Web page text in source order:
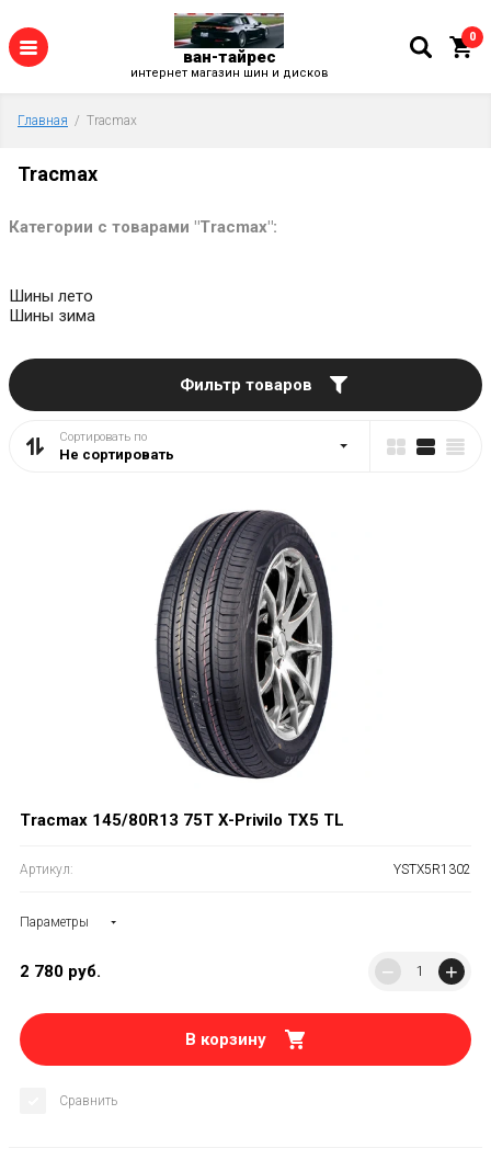
ван-тайрес
интернет магазин шин и дисков
0
Главная
  /  Tracmax
Tracmax
Категории с товарами "Tracmax":
Шины лето
Шины зима
Фильтр товаров
Сортировать по
Не сортировать
Tracmax 145/80R13 75T X-Privilo TX5 TL
Артикул: YSTX5R1302
Параметры
2 780 руб. − +
В корзину
Сравнить